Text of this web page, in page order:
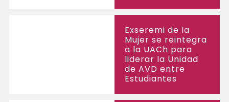
Exseremi de la
Mujer se reintegra
a la UACh para
liderar la Unidad
de AVD entre
Estudiantes